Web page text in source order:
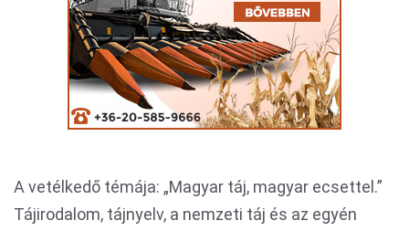
A vetélkedő témája: „Magyar táj, magyar ecsettel.”
Tájirodalom, tájnyelv, a nemzeti táj és az egyén